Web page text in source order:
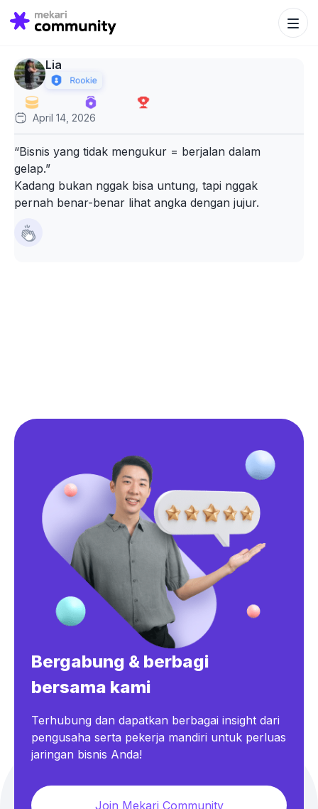
Search
for:
Search
Lia
April 14, 2026
“Bisnis yang tidak mengukur = berjalan dalam
gelap.”
Kadang bukan nggak bisa untung, tapi nggak
pernah benar-benar lihat angka dengan jujur.
Bergabung & berbagi
bersama kami
Terhubung dan dapatkan berbagai insight dari
pengusaha serta pekerja mandiri untuk perluas
jaringan bisnis Anda!
Join Mekari Community